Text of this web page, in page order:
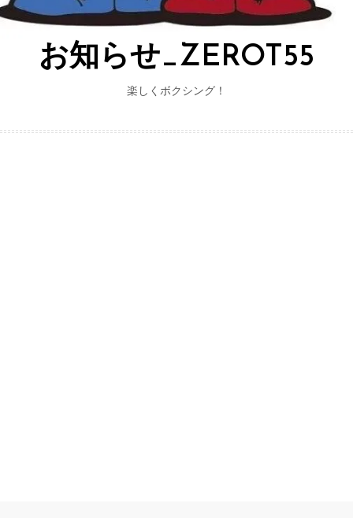
お知らせ_ZEROT55
楽しくボクシング！